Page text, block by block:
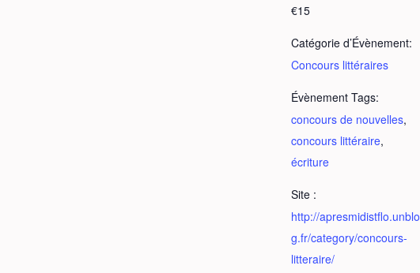
€15
Catégorie d’Évènement:
Concours littéraires
Évènement Tags:
concours de nouvelles,
concours littéraire,
écriture
Site :
http://apresmidistflo.unblo
g.fr/category/concours-
litteraire/